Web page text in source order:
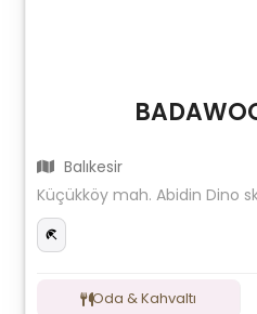
Balıkesir
Küçükköy mah. Abidin Dino
Oda & Kahvaltı